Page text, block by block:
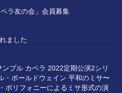
ラ友の会」会員募集
ました
ンブル カペラ 2022定期公演2シリ
ボールドウェイン 平和のミサ〜
ポリフォニーによるミサ形式の演